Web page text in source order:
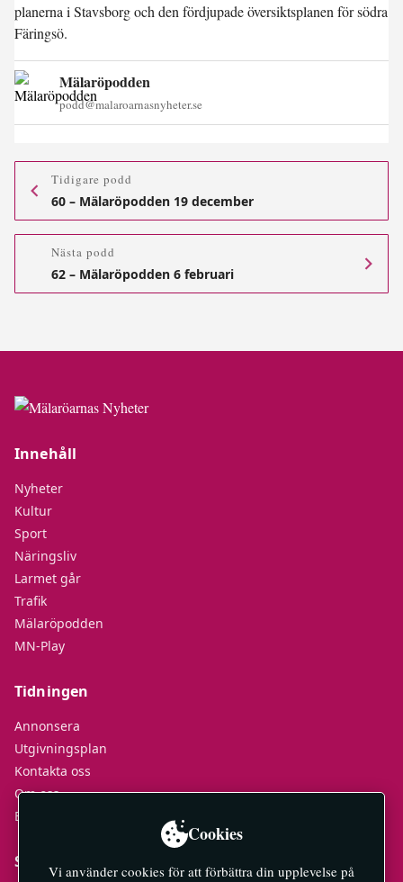
planerna i Stavsborg och den fördjupade översiktsplanen för södra
Färingsö.
Mälaröpodden
podd@malaroarnasnyheter.se
Tidigare podd
60 – Mälaröpodden 19 december
Nästa podd
62 – Mälaröpodden 6 februari
Innehåll
Nyheter
Kultur
Sport
Näringsliv
Larmet går
Trafik
Mälaröpodden
MN-Play
Tidningen
Annonsera
Utgivningsplan
Kontakta oss
Om oss
E-tidningar
Socialt
Cookies
Vi använder cookies för att förbättra din upplevelse på